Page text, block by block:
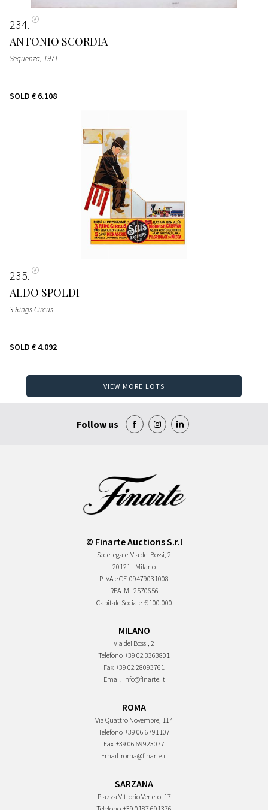
234
ANTONIO SCORDIA
Sequenza, 1971
SOLD € 6.108
235
ALDO SPOLDI
3 Rings Circus
SOLD € 4.092
VIEW MORE LOTS
Follow us
© Finarte Auctions S.r.l
Sede legale Via dei Bossi, 2
20121 - Milano
P.IVA e CF 09479031008
REA MI-2570656
Capitale Sociale € 100.000
MILANO
Via dei Bossi, 2
Telefono +39 02 3363801
Fax +39 02 28093761
Email info@finarte.it
ROMA
Via Quattro Novembre, 114
Telefono +39 06 6791107
Fax +39 06 69923077
Email roma@finarte.it
SARZANA
Piazza Vittorio Veneto, 17